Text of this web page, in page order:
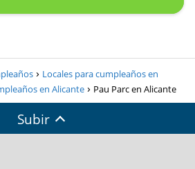
Locales para cumpleaños en
en Alicante Pau Parc en Alicante
Subir